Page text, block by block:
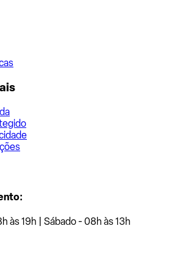
às 19h | Sábado - 08h às 13h